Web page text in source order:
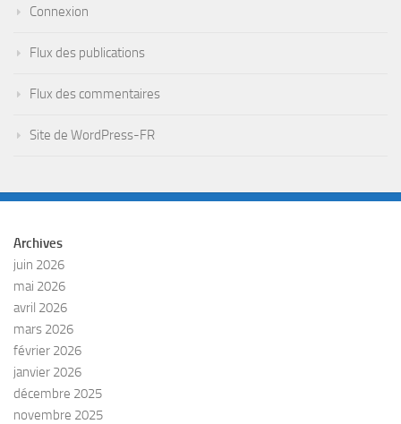
Connexion
Flux des publications
Flux des commentaires
Site de WordPress-FR
Archives
juin 2026
mai 2026
avril 2026
mars 2026
février 2026
janvier 2026
décembre 2025
novembre 2025